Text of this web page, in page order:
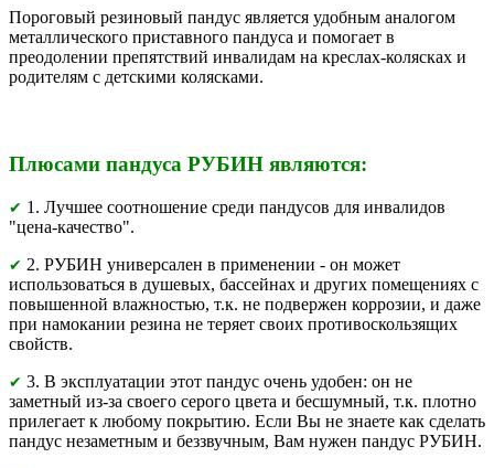
Пороговый резиновый пандус является удобным аналогом
металлического приставного пандуса и помогает в
преодолении препятствий инвалидам на креслах-колясках и
родителям с детскими колясками.
Плюсами пандуса РУБИН являются:
✔ 1. Лучшее соотношение среди пандусов для инвалидов
"цена-качество".
✔ 2. РУБИН универсален в применении - он может
использоваться в душевых, бассейнах и других помещениях с
повышенной влажностью, т.к. не подвержен коррозии, и даже
при намокании резина не теряет своих противоскользящих
свойств.
✔ 3. В эксплуатации этот пандус очень удобен: он не
заметный из-за своего серого цвета и бесшумный, т.к. плотно
прилегает к любому покрытию. Если Вы не знаете как сделать
пандус незаметным и беззвучным, Вам нужен пандус РУБИН.